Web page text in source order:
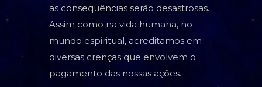
as consequências serão desastrosas.
Assim como na vida humana, no
mundo espiritual, acreditamos em
diversas crenças que envolvem o
pagamento das nossas ações.